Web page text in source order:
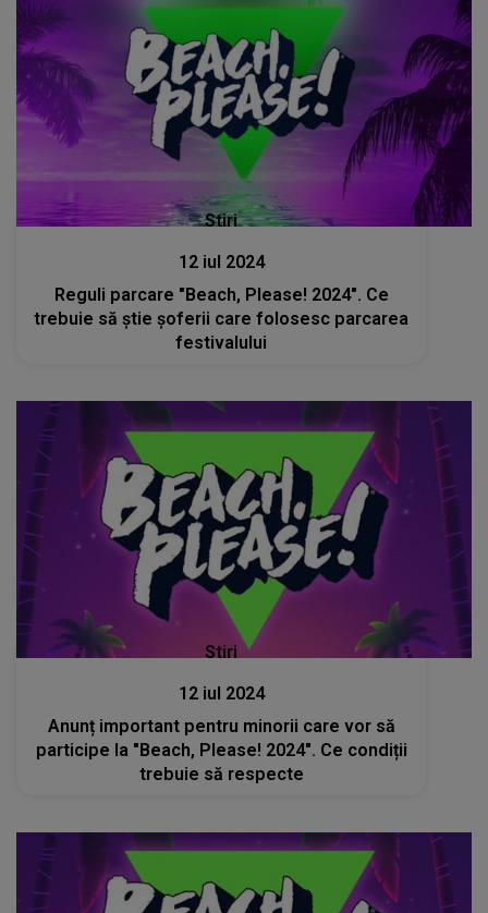
Stiri
12 iul 2024
Reguli parcare "Beach, Please! 2024". Ce
trebuie să știe șoferii care folosesc parcarea
festivalului
Stiri
12 iul 2024
Anunț important pentru minorii care vor să
participe la "Beach, Please! 2024". Ce condiții
trebuie să respecte